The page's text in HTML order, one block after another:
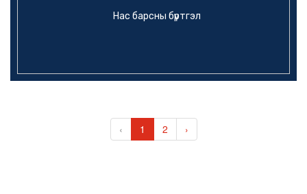
Нас барсны бүртгэл
‹ 1 2 ›